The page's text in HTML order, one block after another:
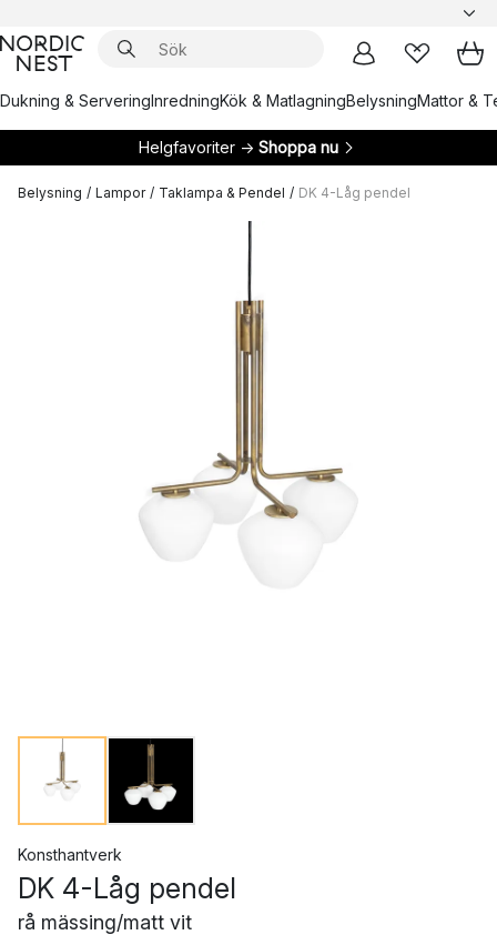
Dukning & ServeringInredningKök & MatlagningBelysningMattor &
Helgfavoriter → Shoppa nu
Belysning / Lampor / Taklampa & Pendel / DK 4-Låg pendel
Konsthantverk
DK 4-Låg pendel
rå mässing/matt vit